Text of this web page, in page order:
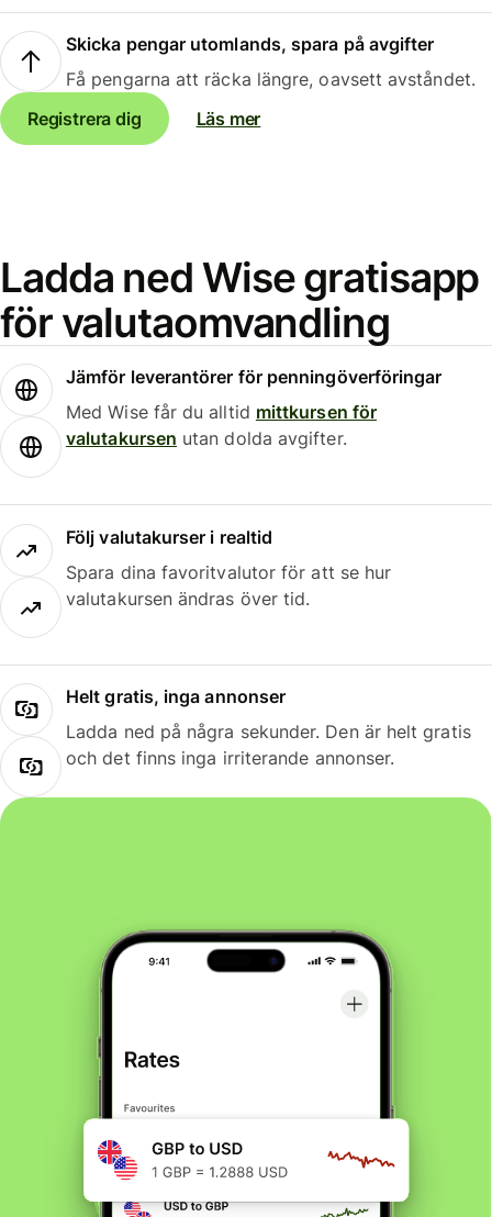
Skicka pengar utomlands, spara på avgifter
Få pengarna att räcka längre, oavsett avståndet.
Registrera dig
Läs mer
Ladda ned Wise gratisapp
för valutaomvandling
Jämför leverantörer för penningöverföringar
Med Wise får du alltid mittkursen för
valutakursen utan dolda avgifter.
Följ valutakurser i realtid
Spara dina favoritvalutor för att se hur
valutakursen ändras över tid.
Helt gratis, inga annonser
Ladda ned på några sekunder. Den är helt gratis
och det finns inga irriterande annonser.